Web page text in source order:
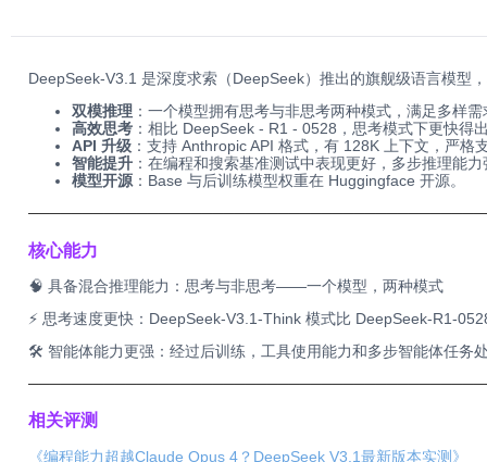
DeepSeek-V3.1 是深度求索（DeepSeek）推出的旗舰级语言模型
双模推理 ：一个模型拥有思考与非思考两种模式，满足多样需
高效思考 ：相比 DeepSeek - R1 - 0528，思考模式下更快得
API 升级 ：支持 Anthropic API 格式，有 128K 上下文，严格
智能提升 ：在编程和搜索基准测试中表现更好，多步推理能力
模型开源 ：Base 与后训练模型权重在 Huggingface 开源。
核心能力
🧠 具备混合推理能力：思考与非思考——一个模型，两种模式
⚡️ 思考速度更快：DeepSeek-V3.1-Think 模式比 DeepSeek-R1-
🛠️ 智能体能力更强：经过后训练，工具使用能力和多步智能体任务
相关评测
《编程能力超越Claude Opus 4？DeepSeek V3.1最新版本实测》